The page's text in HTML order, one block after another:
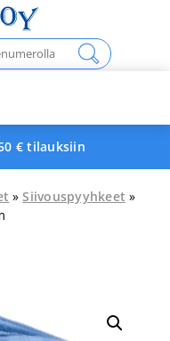
€ tilauksiin
»Siivouspyyhkeet »